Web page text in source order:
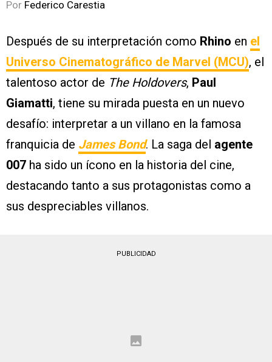
Por Federico Carestia
Después de su interpretación como Rhino en el
Universo Cinematográfico de Marvel (MCU), el
talentoso actor de The Holdovers, Paul
Giamatti, tiene su mirada puesta en un nuevo
desafío: interpretar a un villano en la famosa
franquicia de James Bond. La saga del agente
007 ha sido un ícono en la historia del cine,
destacando tanto a sus protagonistas como a
sus despreciables villanos.
PUBLICIDAD